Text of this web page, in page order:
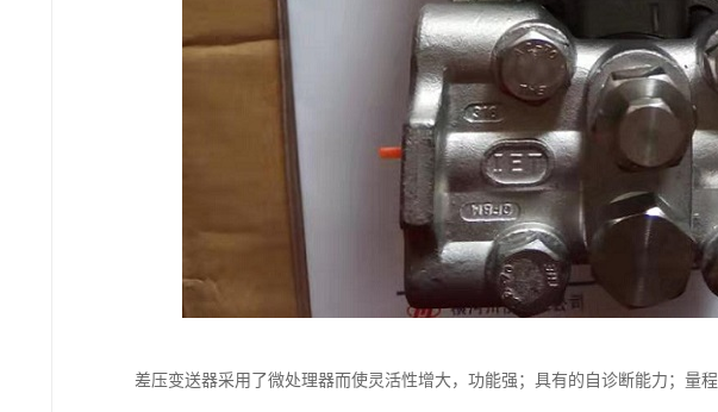
差压变送器采用了微处理器而使灵活性增大，功能强；具有的自诊断能力；量